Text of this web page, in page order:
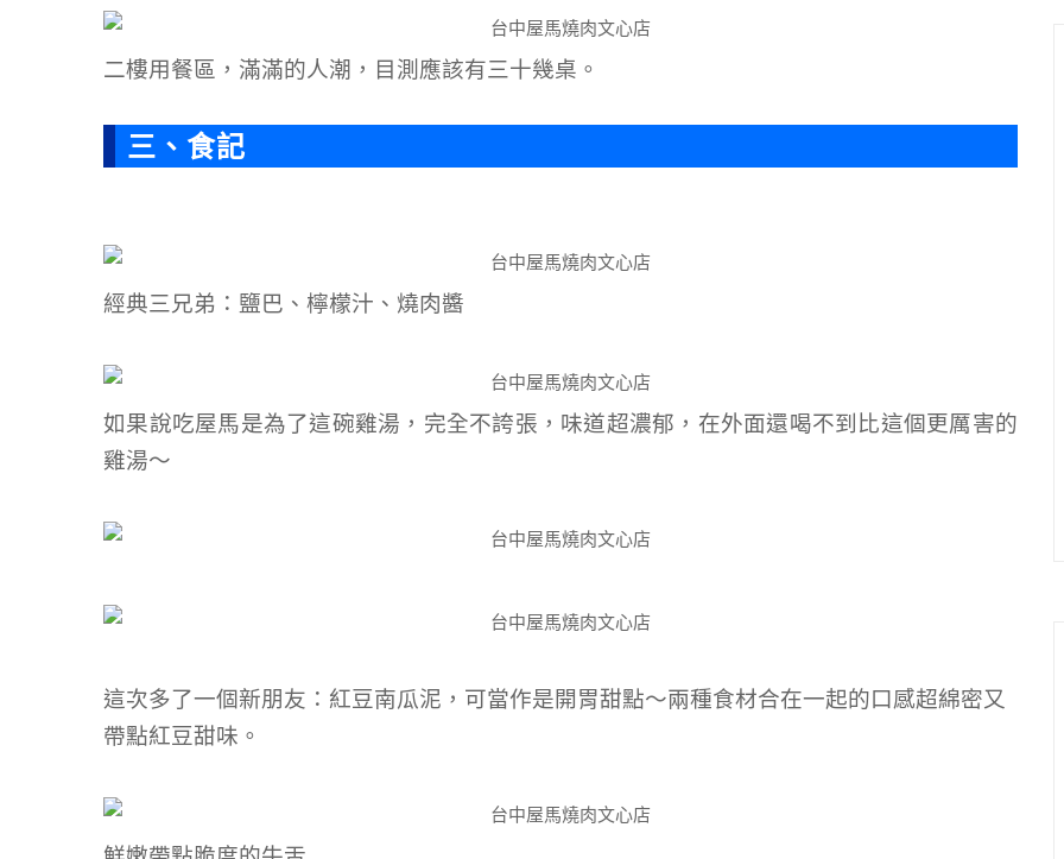
二樓用餐區，滿滿的人潮，目測應該有三十幾桌。
三、食記
經典三兄弟：鹽巴、檸檬汁、燒肉醬
如果說吃屋馬是為了這碗雞湯，完全不誇張，味道超濃郁，在外面還喝不到比這個更厲害的
雞湯～
這次多了一個新朋友：紅豆南瓜泥，可當作是開胃甜點～兩種食材合在一起的口感超綿密又
帶點紅豆甜味。